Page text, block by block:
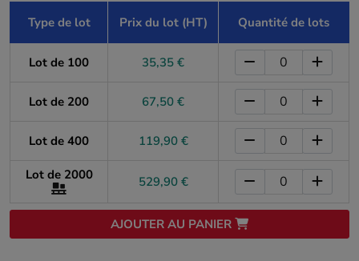
Type de lot Prix du lot (HT) Quantité de lots
Lot de 100 35,35 €
Lot de 200 67,50 €
Lot de 400 119,90 €
Lot de 2000 529,90 €
AJOUTER AU PANIER